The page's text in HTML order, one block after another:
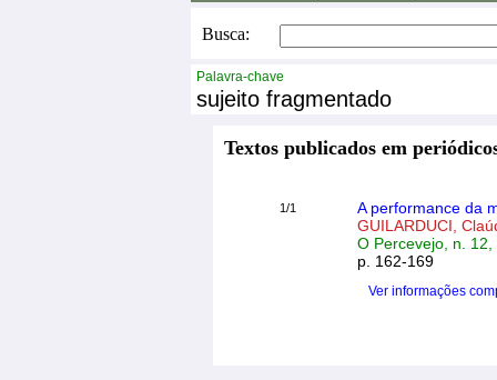
Busca:
Palavra-chave
sujeito fragmentado
Textos publicados em
1/1
A performance da
GUILARDUCI,
O Percevejo, n. 12,
p. 162-169
Ver informações